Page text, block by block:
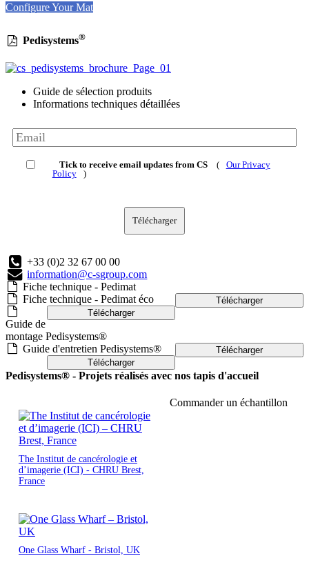
Configure Your Mat
Pedisystems®
Guide de sélection produits
Informations techniques détaillées
Tick to receive email updates from CS (
Our Privacy
Policy
)
Télécharger
+33 (0)2 32 67 00 00
information@c-sgroup.com
Fiche technique - Pedimat
Télécharger
Fiche technique - Pedimat éco
Télécharger
Guide de
montage Pedisystems®
Télécharger
Guide d'entretien Pedisystems®
Télécharger
Pedisystems® - Projets réalisés avec nos tapis d'accueil
The Institut de cancérologie et
d’imagerie (ICI) - CHRU Brest,
France
One Glass Wharf - Bristol, UK
Commander un échantillon